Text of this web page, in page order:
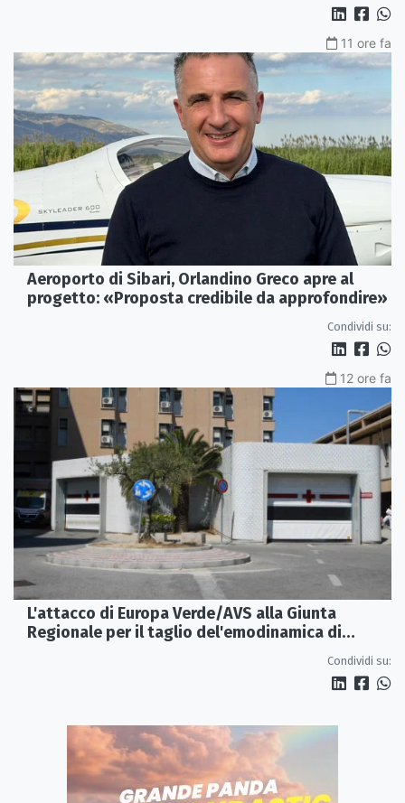
11 ore fa
Aeroporto di Sibari, Orlandino Greco apre al
progetto: «Proposta credibile da approfondire»
Condividi su:
12 ore fa
L'attacco di Europa Verde/AVS alla Giunta
Regionale per il taglio del'emodinamica di
Condividi su: